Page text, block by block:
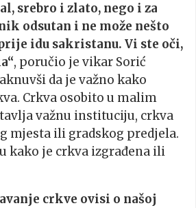
srebro i zlato, nego i za
odsutan i ne može nešto
idu sakristanu. Vi ste oči,
, poručio je vikar Sorić
da je važno kako
Crkva osobito u malim
važnu instituciju, crkva
mjesta ili gradskog predjela.
kako je crkva izgrađena ili
crkve ovisi o našoj